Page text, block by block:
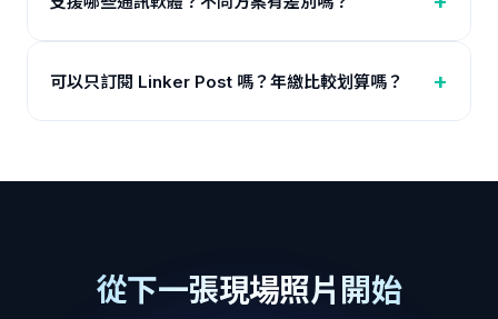
可以只訂閱 Linker Post 嗎？年繳比較划算嗎？
從下一張現場照片開始